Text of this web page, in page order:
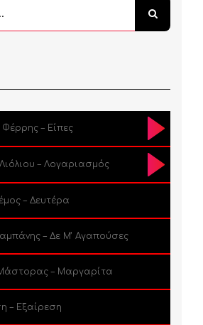
– Είπες
– Λογαριασμός
– Δευτέρα
– Δε Μ’ Αγαπούσες
– Μαργαρίτα
– Εξαίρεση